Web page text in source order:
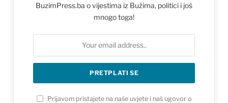
BuzimPress.ba o vijestima iz Bužima, politici i još
mnogo toga!
Prijavom pristajete na naše uvjete i naš ugovor o